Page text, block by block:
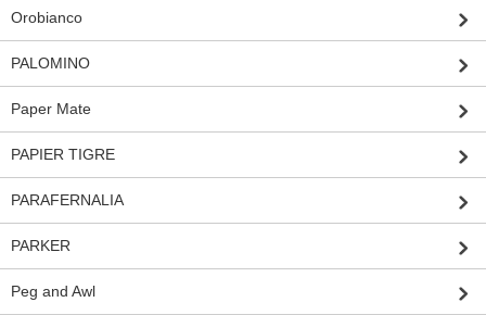
Orobianco
PALOMINO
Paper Mate
PAPIER TIGRE
PARAFERNALIA
PARKER
Peg and Awl